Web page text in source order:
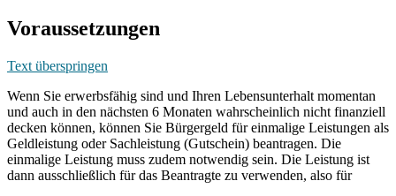
Voraussetzungen
Text überspringen
Wenn Sie erwerbsfähig sind und Ihren Lebensunterhalt momentan
und auch in den nächsten 6 Monaten wahrscheinlich nicht finanziell
decken können, können Sie Bürgergeld für einmalige Leistungen als
Geldleistung oder Sachleistung (Gutschein) beantragen. Die
einmalige Leistung muss zudem notwendig sein. Die Leistung ist
dann ausschließlich für das Beantragte zu verwenden, also für